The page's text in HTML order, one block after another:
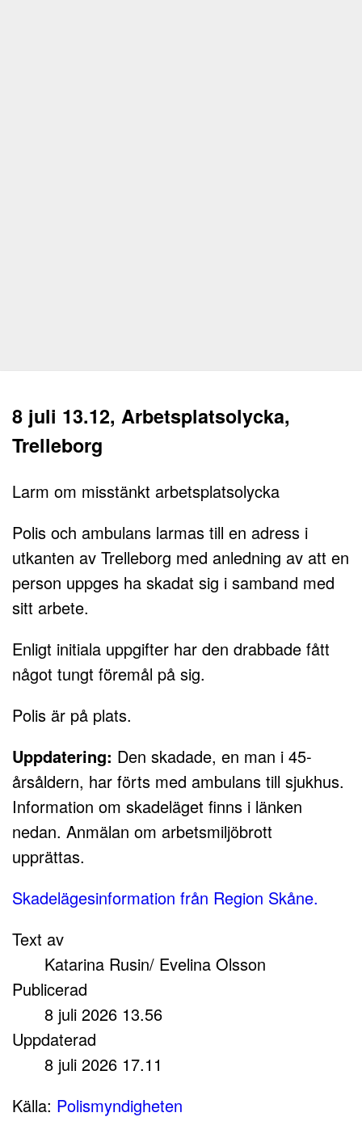
8 juli 13.12, Arbetsplatsolycka,
Trelleborg
Larm om misstänkt arbetsplatsolycka
Polis och ambulans larmas till en adress i
utkanten av Trelleborg med anledning av att en
person uppges ha skadat sig i samband med
sitt arbete.
Enligt initiala uppgifter har den drabbade fått
något tungt föremål på sig.
Polis är på plats.
Uppdatering: Den skadade, en man i 45-
årsåldern, har förts med ambulans till sjukhus.
Information om skadeläget finns i länken
nedan. Anmälan om arbetsmiljöbrott
upprättas.
Skadelägesinformation från Region Skåne.
Text av
Katarina Rusin/ Evelina Olsson
Publicerad
8 juli 2026 13.56
Uppdaterad
8 juli 2026 17.11
Källa: Polismyndigheten